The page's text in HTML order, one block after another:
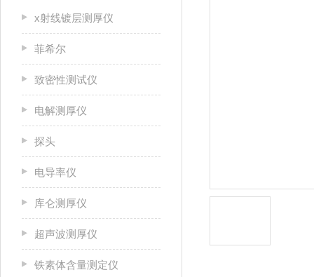
x射线镀层测厚仪
菲希尔
致密性测试仪
电解测厚仪
探头
电导率仪
库仑测厚仪
超声波测厚仪
铁素体含量测定仪